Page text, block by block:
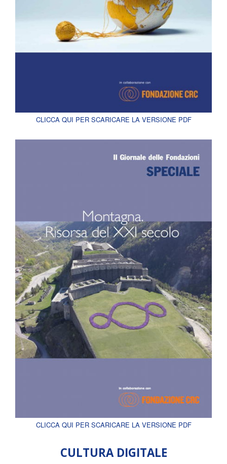
CLICCA QUI PER SCARICARE LA VERSIONE PDF
CLICCA QUI PER SCARICARE LA VERSIONE PDF
CULTURA DIGITALE